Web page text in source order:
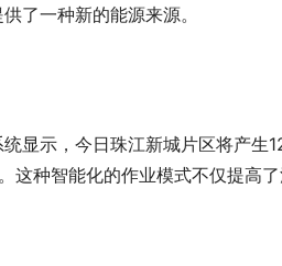
了一种新的能源来源。
显示，今日珠江新城片区将产生
种智能化的作业模式不仅提高